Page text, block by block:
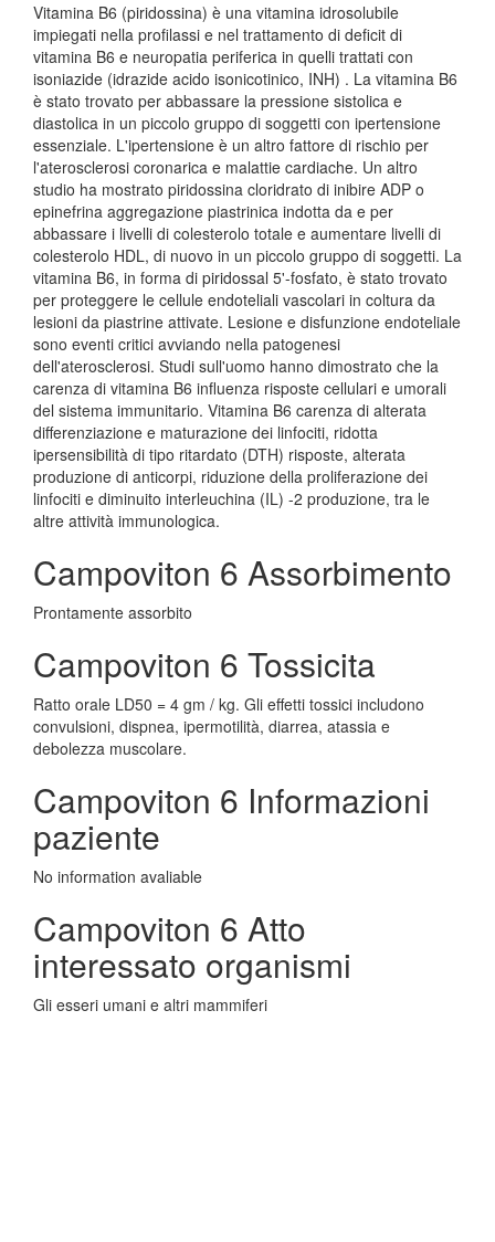
Vitamina B6 (piridossina) è una vitamina idrosolubile
impiegati nella profilassi e nel trattamento di deficit di
vitamina B6 e neuropatia periferica in quelli trattati con
isoniazide (idrazide acido isonicotinico, INH) . La vitamina B6
è stato trovato per abbassare la pressione sistolica e
diastolica in un piccolo gruppo di soggetti con ipertensione
essenziale. L'ipertensione è un altro fattore di rischio per
l'aterosclerosi coronarica e malattie cardiache. Un altro
studio ha mostrato piridossina cloridrato di inibire ADP o
epinefrina aggregazione piastrinica indotta da e per
abbassare i livelli di colesterolo totale e aumentare livelli di
colesterolo HDL, di nuovo in un piccolo gruppo di soggetti. La
vitamina B6, in forma di piridossal 5'-fosfato, è stato trovato
per proteggere le cellule endoteliali vascolari in coltura da
lesioni da piastrine attivate. Lesione e disfunzione endoteliale
sono eventi critici avviando nella patogenesi
dell'aterosclerosi. Studi sull'uomo hanno dimostrato che la
carenza di vitamina B6 influenza risposte cellulari e umorali
del sistema immunitario. Vitamina B6 carenza di alterata
differenziazione e maturazione dei linfociti, ridotta
ipersensibilità di tipo ritardato (DTH) risposte, alterata
produzione di anticorpi, riduzione della proliferazione dei
linfociti e diminuito interleuchina (IL) -2 produzione, tra le
altre attività immunologica.
Campoviton 6 Assorbimento
Prontamente assorbito
Campoviton 6 Tossicita
Ratto orale LD50 = 4 gm / kg. Gli effetti tossici includono
convulsioni, dispnea, ipermotilità, diarrea, atassia e
debolezza muscolare.
Campoviton 6 Informazioni
paziente
No information avaliable
Campoviton 6 Atto
interessato organismi
Gli esseri umani e altri mammiferi